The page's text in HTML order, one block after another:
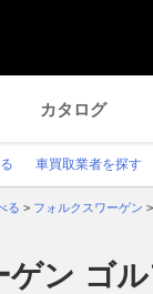
カタログ
車買取業者を探す
る > フォルクスワーゲン >
ゲン ゴ